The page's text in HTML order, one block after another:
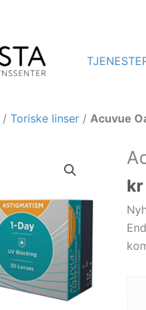
/ Toriske linser / Acuvue
kr